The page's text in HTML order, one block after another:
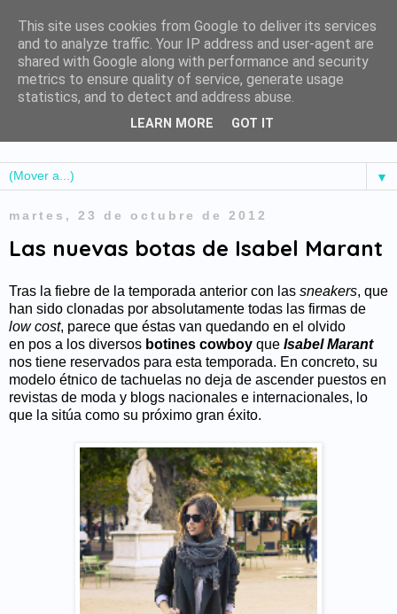
▼
martes, 23 de octubre de 2012
Las nuevas botas de Isabel Marant
Tras la fiebre de la temporada anterior con las sneakers, que
han sido clonadas por absolutamente todas las firmas de
low cost, parece que éstas van quedando en el olvido
en pos a los diversos botines cowboy que Isabel Marant
nos tiene reservados para esta temporada. En concreto, su
modelo étnico de tachuelas no deja de ascender puestos en
revistas de moda y blogs nacionales e internacionales, lo
que la sitúa como su próximo gran éxito.
This site uses cookies from Google to deliver its services
and to analyze traffic. Your IP address and user-agent are
shared with Google along with performance and security
metrics to ensure quality of service, generate usage
statistics, and to detect and address abuse.
LEARN MORE GOT IT